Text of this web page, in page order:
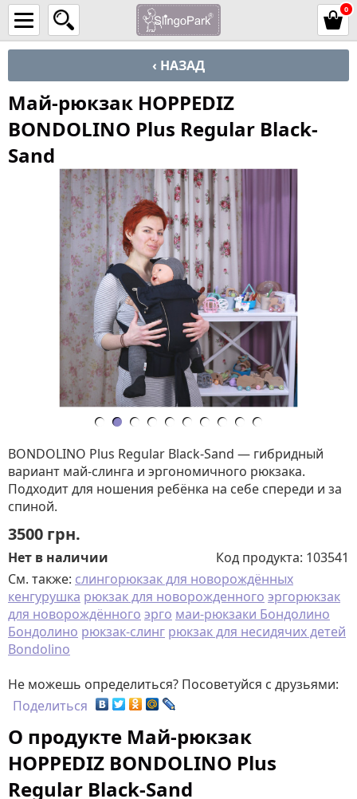
0
‹ НАЗАД
Май-рюкзак HOPPEDIZ
BONDOLINO Plus Regular Black-
Sand
BONDOLINO Plus Regular Black-Sand — гибридный
вариант май-слинга и эргономичного рюкзака.
Подходит для ношения ребёнка на себе спереди и за
спиной.
3500 грн.
Нет в наличии Код продукта: 103541
См. также: слингорюкзак для новорождённых
кенгурушка рюкзак для новорожденного эргорюкзак
для новорождённого эрго маи-рюкзаки Бондолино
Бондолино рюкзак-слинг рюкзак для несидячих детей
Bondolino
Не можешь определиться? Посоветуйся с друзьями:
Поделиться
О продукте Май-рюкзак
HOPPEDIZ BONDOLINO Plus
Regular Black-Sand